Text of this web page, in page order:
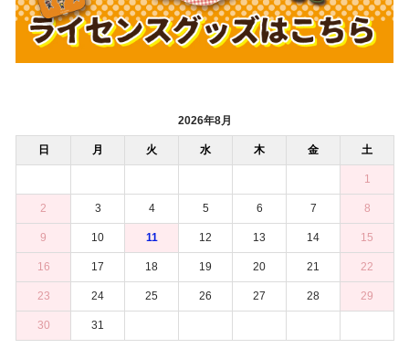
2026年8月
日 月 火 水 木 金 土
1
2 3 4 5 6 7 8
9 10 11 12 13 14 15
16 17 18 19 20 21 22
23 24 25 26 27 28 29
30 31